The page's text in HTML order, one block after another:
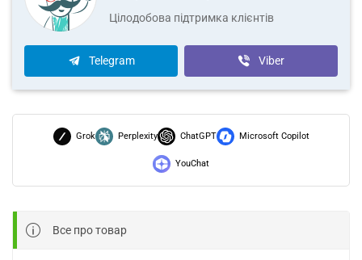
Цілодобова підтримка клієнтів
Telegram Viber
Grok Perplexity ChatGPT Microsoft Copilot
YouChat
Все про товар